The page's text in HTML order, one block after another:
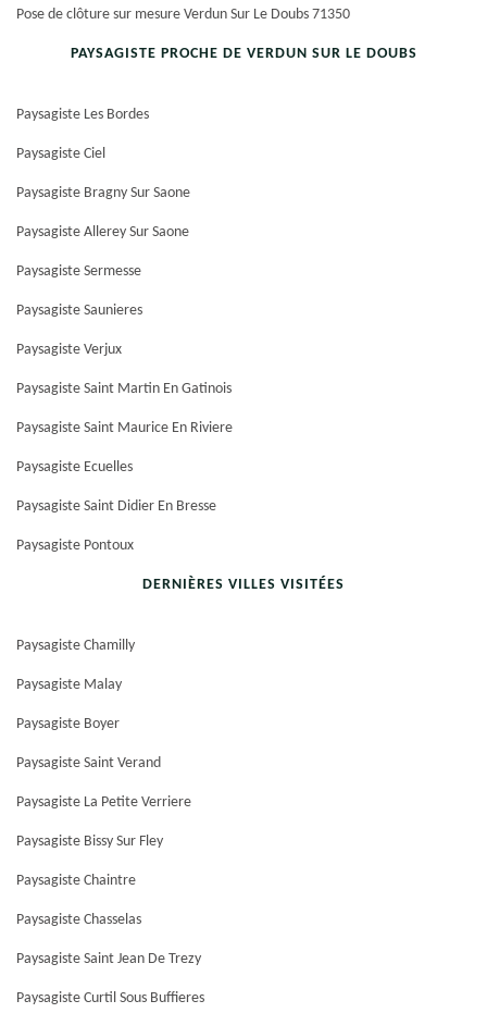
Pose de clôture sur mesure Verdun Sur Le Doubs 71350
PAYSAGISTE PROCHE DE VERDUN SUR LE DOUBS
Paysagiste Les Bordes
Paysagiste Ciel
Paysagiste Bragny Sur Saone
Paysagiste Allerey Sur Saone
Paysagiste Sermesse
Paysagiste Saunieres
Paysagiste Verjux
Paysagiste Saint Martin En Gatinois
Paysagiste Saint Maurice En Riviere
Paysagiste Ecuelles
Paysagiste Saint Didier En Bresse
Paysagiste Pontoux
DERNIÈRES VILLES VISITÉES
Paysagiste Chamilly
Paysagiste Malay
Paysagiste Boyer
Paysagiste Saint Verand
Paysagiste La Petite Verriere
Paysagiste Bissy Sur Fley
Paysagiste Chaintre
Paysagiste Chasselas
Paysagiste Saint Jean De Trezy
Paysagiste Curtil Sous Buffieres